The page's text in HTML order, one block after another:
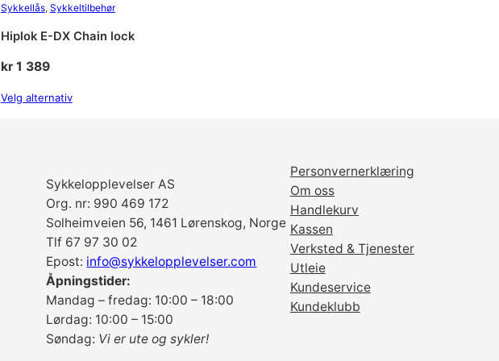
Sykkellås, Sykkeltilbehør
Hiplok E-DX Chain lock
kr1 389
Velg alternativ
Sykkelopplevelser AS
Org. nr: 990 469 172
Solheimveien 56, 1461 Lørenskog, Norge
Tlf 67 97 30 02
Epost: info@sykkelopplevelser.com
Åpningstider:
Mandag – fredag: 10:00 – 18:00
Lørdag: 10:00 – 15:00
Søndag: Vi er ute og sykler!
Personvernerklæring
Om oss
Handlekurv
Kassen
Verksted & Tjenester
Utleie
Kundeservice
Kundeklubb